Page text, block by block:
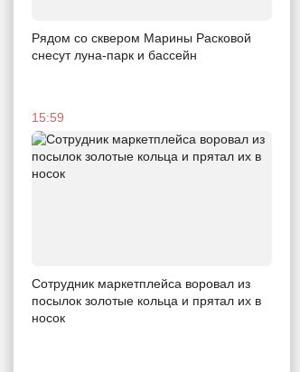
Рядом со сквером Марины Расковой
снесут луна-парк и бассейн
15:59
Сотрудник маркетплейса воровал из
посылок золотые кольца и прятал их в
носок